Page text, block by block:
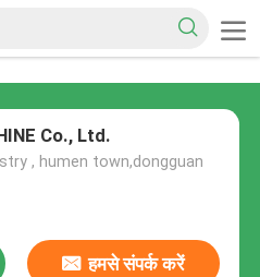
Co., Ltd.
, humen town,dongguan
हमसे संपर्क करें